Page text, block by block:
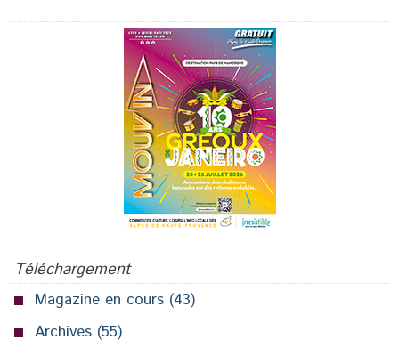
Téléchargement
Magazine en cours (43)
Archives (55)